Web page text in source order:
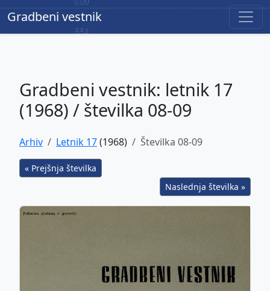
Gradbeni vestnik
Gradbeni vestnik
Gradbeni vestnik: letnik 17
(1968) / številka 08-09
Arhiv Letnik 17(1968) Številka 08-09
« Prejšnja številka
Naslednja številka »